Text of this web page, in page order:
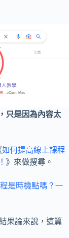
只是因為內容太
如何提高線上課程
》來做搜尋。
是時機點嗎？一
果論來說，這篇